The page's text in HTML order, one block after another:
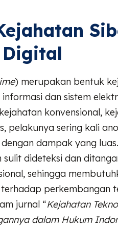
Digital
) merupakan bentuk
dan sistem
konvensional,
pelakunya sering kali
dampak yang
dideteksi dan
sehingga
perkembangan
jurnal “Kejahatan
dalam Hukum